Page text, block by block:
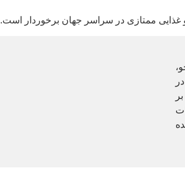
ممتازی در سراسر جهان برخوردار است.